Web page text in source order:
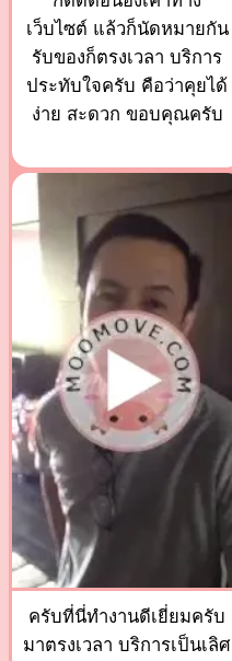
เว็บไซต์ แล้วก็นัดหมายกัน
รับของก็ตรงเวลา บริการ
ประทับใจครับ คือว่าคุยได้
ง่าย สะดวก ขอบคุณครับ
ครับที่นี่ทำงานดีเยี่ยมครับ
มาตรงเวลา บริการเป็นเลิศ